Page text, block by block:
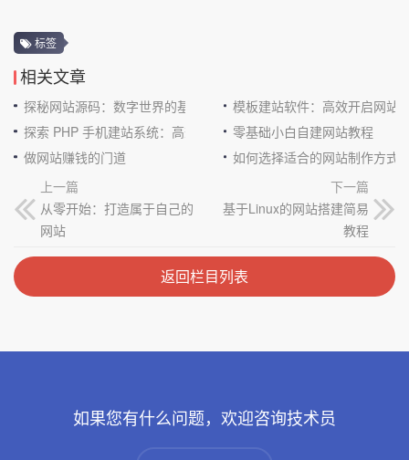
标签
相关文章
探秘网站源码：数字世界的基石
模板建站软件：高效开启网站
探索 PHP 手机建站系统：高效与便捷的完美结合零基础小白自建网站教程
做网站赚钱的门道
如何选择适合的网站制作方式
上一篇
从零开始：打造属于自己的
网站
下一篇
基于Linux的网站搭建简易
教程
返回栏目列表
如果您有什么问题，欢迎咨询技术员